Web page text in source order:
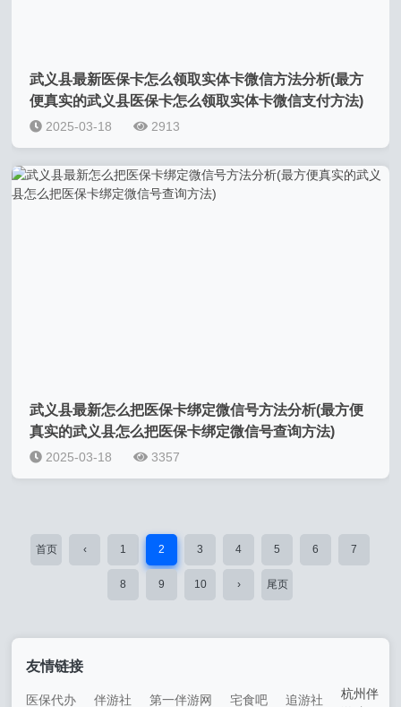
武义县最新医保卡怎么领取实体卡微信方法分析(最方
便真实的武义县医保卡怎么领取实体卡微信支付方法)
2025-03-18 2913
武义县最新怎么把医保卡绑定微信号方法分析(最方便
真实的武义县怎么把医保卡绑定微信号查询方法)
2025-03-18 3357
首页 ‹ 1 2 3 4 5 6 7
8 9 10 › 尾页
友情链接
医保代办 伴游社 第一伴游网 宅食吧 追游社
杭州伴